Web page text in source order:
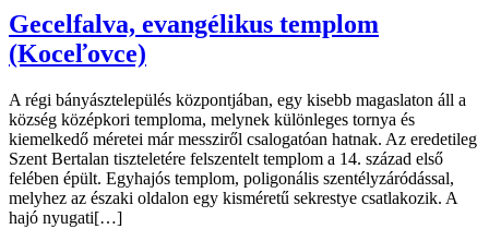
Gecelfalva, evangélikus templom
(Koceľovce)
A régi bányásztelepülés központjában, egy kisebb magaslaton áll a
község középkori temploma, melynek különleges tornya és
kiemelkedő méretei már messziről csalogatóan hatnak. Az eredetileg
Szent Bertalan tiszteletére felszentelt templom a 14. század első
felében épült. Egyhajós templom, poligonális szentélyzáródással,
melyhez az északi oldalon egy kisméretű sekrestye csatlakozik. A
hajó nyugati[…]